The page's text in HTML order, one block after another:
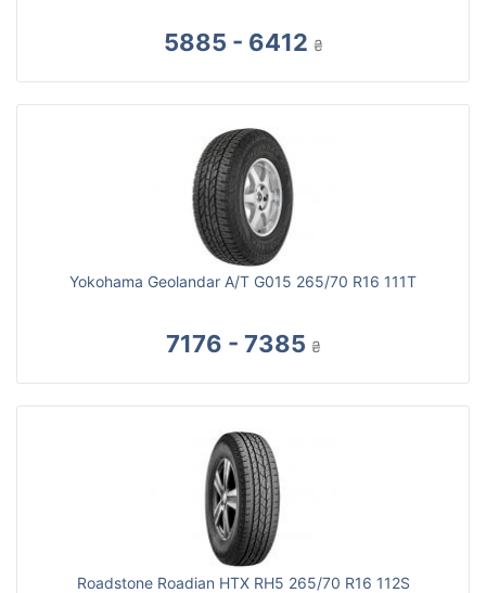
5885 - 6412 ₴
Yokohama Geolandar A/T G015 265/70 R16 111T
7176 - 7385 ₴
Roadstone Roadian HTX RH5 265/70 R16 112S